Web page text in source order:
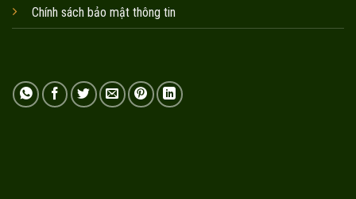
Chính sách bảo mật thông tin